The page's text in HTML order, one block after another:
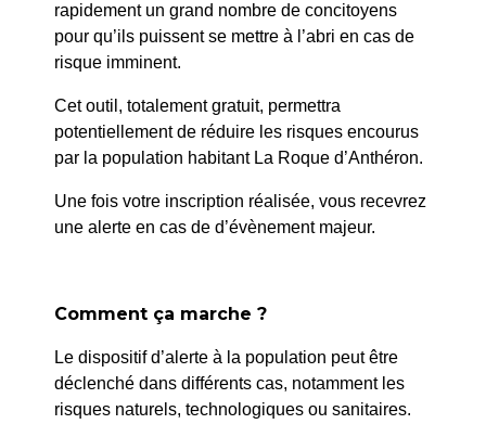
2 avenue de l’Europe Unie,
13640 La Roque d’Anthéron
rapidement un grand nombre de concitoyens
pour qu’ils puissent se mettre à l’abri en cas de
risque imminent.
Cet outil, totalement gratuit, permettra
potentiellement de réduire les risques encourus
par la population habitant La Roque d’Anthéron.
Une fois votre inscription réalisée, vous recevrez
une alerte en cas de d’évènement majeur.
Comment ça marche ?
Le dispositif d’alerte à la population peut être
déclenché dans différents cas, notamment les
risques naturels, technologiques ou sanitaires.